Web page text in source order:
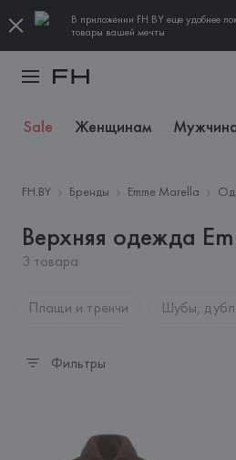
В приложении FH.BY еще удобнее
товары вашей мечты
Sale Женщинам
FH.BY Бренды Emme Marella
Верхняя одежда
3 товара
Плащи и тренчи Шубы,
Фильтры